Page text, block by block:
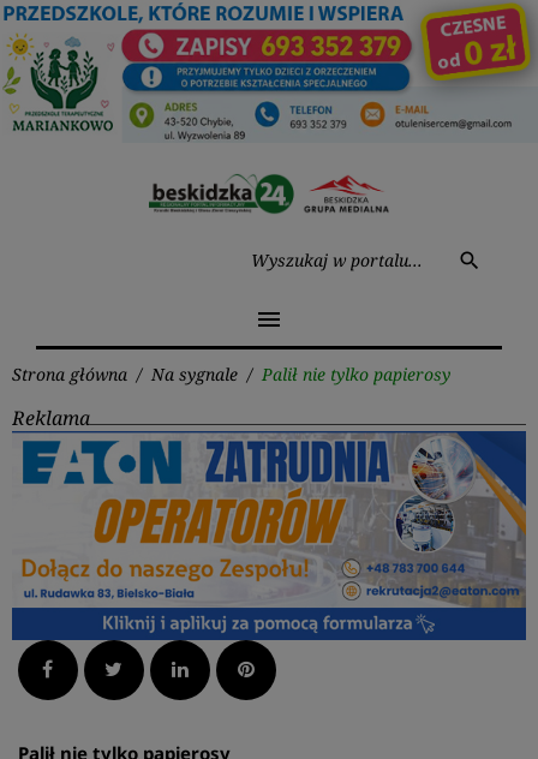
Przejdź
do
treści
search
menu
Strona główna / Na sygnale / Palił nie tylko papierosy
Reklama
Facebook Twitter LinkedInPinterest
Palił nie tylko papierosy